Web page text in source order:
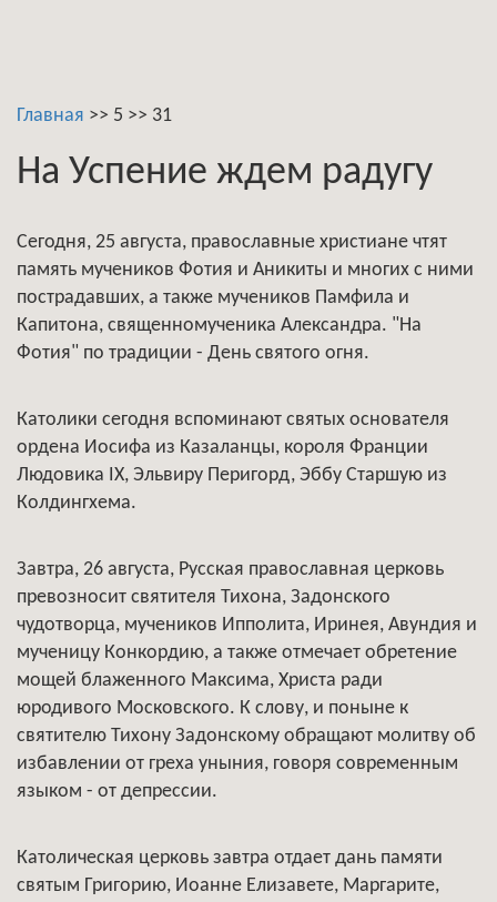
Главная >> 5 >> 31
На Успение ждем радугу
Сегодня, 25 августа, православные христиане чтят
память мучеников Фотия и Аникиты и многих с ними
пострадавших, а также мучеников Памфила и
Капитона, священномученика Александра. "На
Фотия" по традиции - День святого огня.
Католики сегодня вспоминают святых основателя
ордена Иосифа из Казаланцы, короля Франции
Людовика IX, Эльвиру Перигорд, Эббу Старшую из
Колдингхема.
Завтра, 26 августа, Русская православная церковь
превозносит святителя Тихона, Задонского
чудотворца, мучеников Ипполита, Иринея, Авундия и
мученицу Конкордию, а также отмечает обретение
мощей блаженного Максима, Христа ради
юродивого Московского. К слову, и поныне к
святителю Тихону Задонскому обращают молитву об
избавлении от греха уныния, говоря современным
языком - от депрессии.
Католическая церковь завтра отдает дань памяти
святым Григорию, Иоанне Елизавете, Маргарите,